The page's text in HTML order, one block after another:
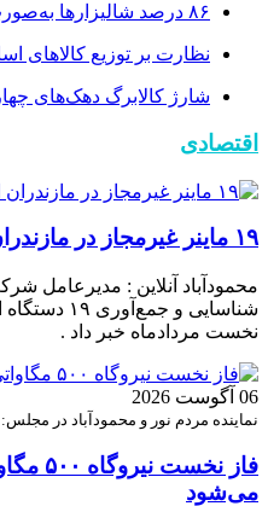
۸۶ درصد شالیزارها به‌صورت مکانیزه نشاءکاری می‌شوند
نظارت بر توزیع کالا‌های
شارژ کالابرگ دهک‌های چهارم تا
اقتصادی
۱۹ ماینر غیرمجاز در مازندران از مدار خارج شد
محمودآباد آنلاین : مدیرعامل
شناسایی و
نخست مردادماه خبر داد .
06 آگوست 2026
نماینده مردم نور و محمودآباد در مجلس:
فاز
می‌شود